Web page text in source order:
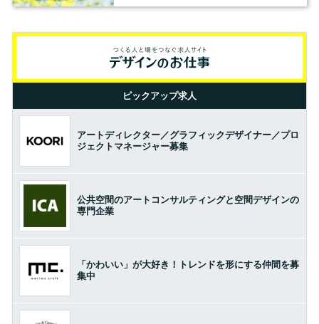
ピックアップ求人
アートディレクター／グラフィックデザイナー／プロ
ジェクトマネージャー募集
公共空間のアートコンサルティングと空間デザインの
専門企業
「かわいい」が大好き！トレンドを形にする仲間を募
集中